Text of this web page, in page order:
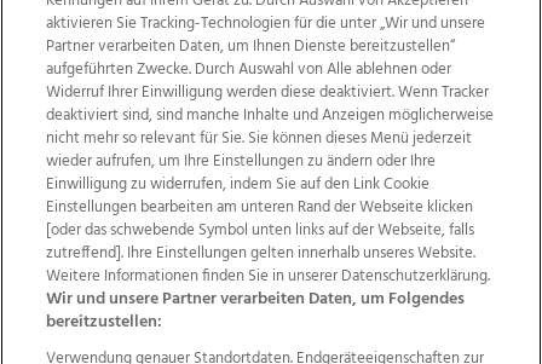
Wir über uns Mediadaten Kontakt
Jobs
Datenschutz
Impressum
AGB Anzeigekunden
AGB Website
Ehrenkodex Politische Werbung
aktivieren Sie Tracking-Technologien für die unter „Wir und unsere
Partner verarbeiten Daten, um Ihnen Dienste bereitzustellen“
aufgeführten Zwecke. Durch Auswahl von Alle ablehnen oder
Widerruf Ihrer Einwilligung werden diese deaktiviert. Wenn Tracker
deaktiviert sind, sind manche Inhalte und Anzeigen möglicherweise
nicht mehr so relevant für Sie. Sie können dieses Menü jederzeit
wieder aufrufen, um Ihre Einstellungen zu ändern oder Ihre
Einwilligung zu widerrufen, indem Sie auf den Link Cookie
Einstellungen bearbeiten am unteren Rand der Webseite klicken
[oder das schwebende Symbol unten links auf der Webseite, falls
zutreffend]. Ihre Einstellungen gelten innerhalb unseres Website.
Weitere Informationen finden Sie in unserer Datenschutzerklärung.
Wir und unsere Partner verarbeiten Daten, um Folgendes
bereitzustellen:
Verwendung genauer Standortdaten. Endgeräteeigenschaften zur